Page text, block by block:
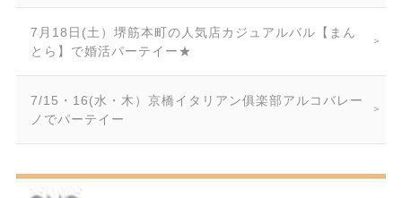
7月18日(土）堺筋本町の人気店カジュアルバル【まん
とら】で婚活パーテイー★
7/15・16(水・木）京橋イタリアン俱楽部アルコバレー
ノでパーテイー